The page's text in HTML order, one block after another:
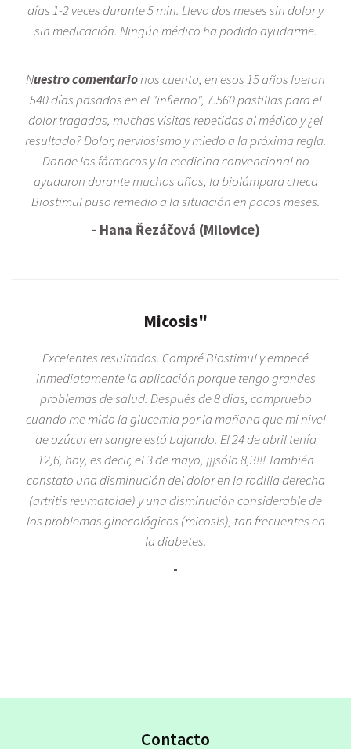
días 1-2 veces durante 5 min. Llevo dos meses sin dolor y
sin medicación. Ningún médico ha podido ayudarme.
Nuestro comentarionos cuenta, en esos 15 años fueron
540 días pasados en el "infierno", 7.560 pastillas para el
dolor tragadas, muchas visitas repetidas al médico y ¿el
resultado? Dolor, nerviosismo y miedo a la próxima regla.
Donde los fármacos y la medicina convencional no
ayudaron durante muchos años, la biolámpara checa
Biostimul puso remedio a la situación en pocos meses.
- Hana Řezáčová (Milovice)
Micosis"
Excelentes resultados. Compré Biostimul y empecé
inmediatamente la aplicación porque tengo grandes
problemas de salud. Después de 8 días, compruebo
cuando me mido la glucemia por la mañana que mi nivel
de azúcar en sangre está bajando. El 24 de abril tenía
12,6, hoy, es decir, el 3 de mayo, ¡¡¡sólo 8,3!!! También
constato una disminución del dolor en la rodilla derecha
(artritis reumatoide) y una disminución considerable de
los problemas ginecológicos (micosis), tan frecuentes en
la diabetes.
-
Contacto